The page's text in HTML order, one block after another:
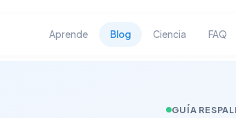
Aprende Blog Ciencia FAQ
GUÍA